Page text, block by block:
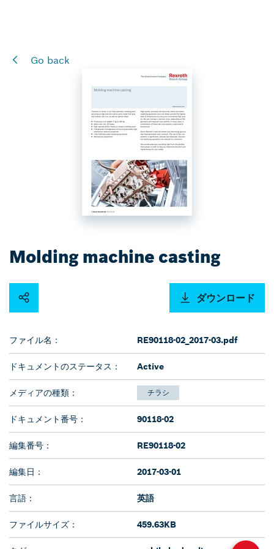
Go back
Molding machine casting
ダウンロード
ファイル名： RE90118-02_2017-03.pdf
ドキュメントのステータス： Active
メディアの種類： チラシ
ドキュメント番号： 90118-02
編集番号： RE90118-02
編集日： 2017-03-01
言語： 英語
ファイルサイズ： 459.63KB